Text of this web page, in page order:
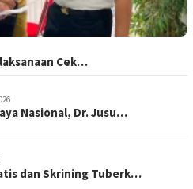
Cek…
Nasional, Dr. Jusu…
dan Skrining Tuberk…